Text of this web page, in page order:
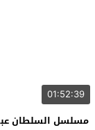
01:52:39
مسلسل السلطان عبد